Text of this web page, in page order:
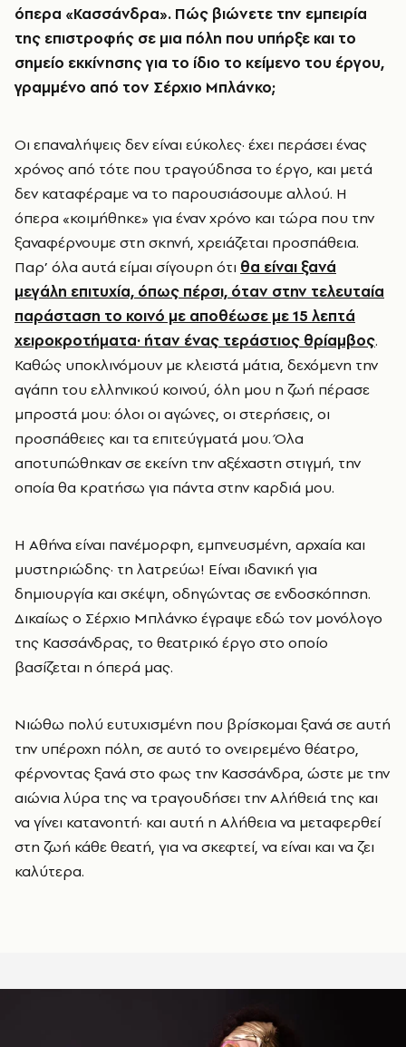
όπερα «Κασσάνδρα». Πώς βιώνετε την εμπειρία
της επιστροφής σε μια πόλη που υπήρξε και το
σημείο εκκίνησης για το ίδιο το κείμενο του έργου,
γραμμένο από τον Σέρχιο Μπλάνκο;
Οι επαναλήψεις δεν είναι εύκολες· έχει περάσει ένας
χρόνος από τότε που τραγούδησα το έργο, και μετά
δεν καταφέραμε να το παρουσιάσουμε αλλού. Η
όπερα «κοιμήθηκε» για έναν χρόνο και τώρα που την
ξαναφέρνουμε στη σκηνή, χρειάζεται προσπάθεια.
Παρ’ όλα αυτά είμαι σίγουρη ότι θα είναι ξανά
μεγάλη επιτυχία, όπως πέρσι, όταν στην τελευταία
παράσταση το κοινό με αποθέωσε με 15 λεπτά
χειροκροτήματα· ήταν ένας τεράστιος θρίαμβος.
Καθώς υποκλινόμουν με κλειστά μάτια, δεχόμενη την
αγάπη του ελληνικού κοινού, όλη μου η ζωή πέρασε
μπροστά μου: όλοι οι αγώνες, οι στερήσεις, οι
προσπάθειες και τα επιτεύγματά μου. Όλα
αποτυπώθηκαν σε εκείνη την αξέχαστη στιγμή, την
οποία θα κρατήσω για πάντα στην καρδιά μου.
Η Αθήνα είναι πανέμορφη, εμπνευσμένη, αρχαία και
μυστηριώδης· τη λατρεύω! Είναι ιδανική για
δημιουργία και σκέψη, οδηγώντας σε ενδοσκόπηση.
Δικαίως ο Σέρχιο Μπλάνκο έγραψε εδώ τον μονόλογο
της Κασσάνδρας, το θεατρικό έργο στο οποίο
βασίζεται η όπερά μας.
Νιώθω πολύ ευτυχισμένη που βρίσκομαι ξανά σε αυτή
την υπέροχη πόλη, σε αυτό το ονειρεμένο θέατρο,
φέρνοντας ξανά στο φως την Κασσάνδρα, ώστε με την
αιώνια λύρα της να τραγουδήσει την Αλήθειά της και
να γίνει κατανοητή· και αυτή η Αλήθεια να μεταφερθεί
στη ζωή κάθε θεατή, για να σκεφτεί, να είναι και να ζει
καλύτερα.